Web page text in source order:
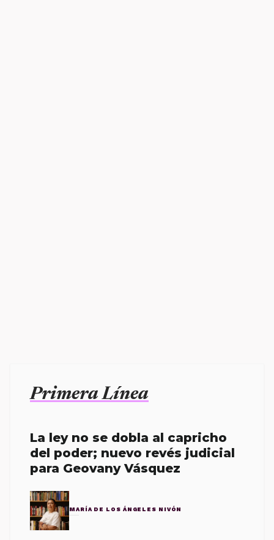
Primera Línea
La ley no se dobla al capricho
del poder; nuevo revés judicial
para Geovany Vásquez
MARÍA DE LOS ÁNGELES NIVÓN